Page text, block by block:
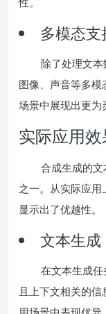
多模态支
除了处理文
图像、声音等多
场景中展现出更为
实际应用效
合成生成的
之一。从实际应
显示出了优越性。
文本生成
在文本生成
且上下文相关的